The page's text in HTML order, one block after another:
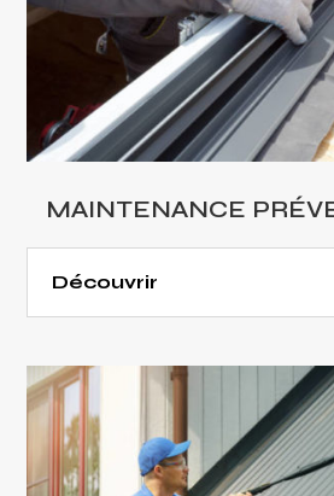
MAINTENANCE
Découvrir